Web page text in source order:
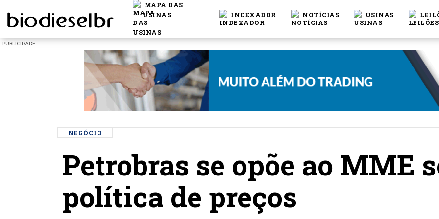
MAPA DAS
USINAS
INDEXADOR NOTÍCIAS USINAS
PUBLICIDADE
NEGÓCIO
Petrobras se opõe ao MME
política de preços